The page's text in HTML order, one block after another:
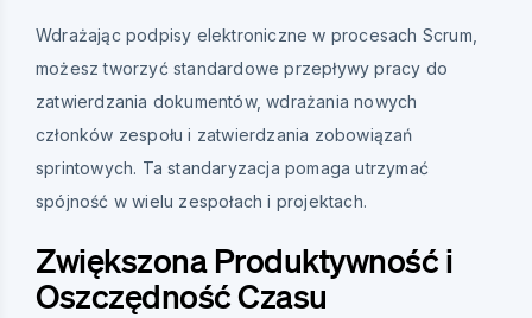
Wdrażając podpisy elektroniczne w procesach Scrum,
możesz tworzyć standardowe przepływy pracy do
zatwierdzania dokumentów, wdrażania nowych
członków zespołu i zatwierdzania zobowiązań
sprintowych. Ta standaryzacja pomaga utrzymać
spójność w wielu zespołach i projektach.
Zwiększona Produktywność i
Oszczędność Czasu